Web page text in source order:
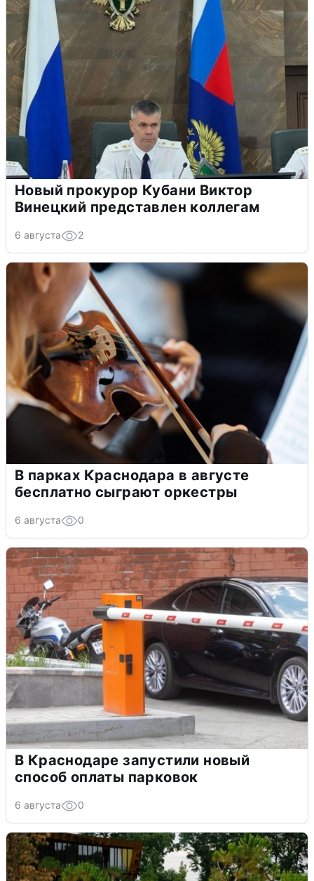
Новый прокурор Кубани Виктор
Винецкий представлен коллегам
6 августа 2
В парках Краснодара в августе
бесплатно сыграют оркестры
6 августа 0
В Краснодаре запустили новый
способ оплаты парковок
6 августа 0